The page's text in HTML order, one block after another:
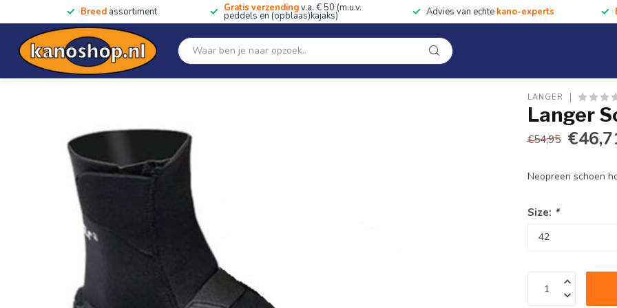
Breed assortiment Gratis verzendingv.a. € 50 (m.u.v.
peddels en (opblaas)kajaks) Advies van echte kano-experts
SALE!! Kano's, kajaks & SUP's Peddels Kleding Uitrusting Accessoires Cursussen &
Onze winkel
Home Schoen Neopreen Hoog
LANGER
Langer
€54,95
Neopreen schoen
Size: *